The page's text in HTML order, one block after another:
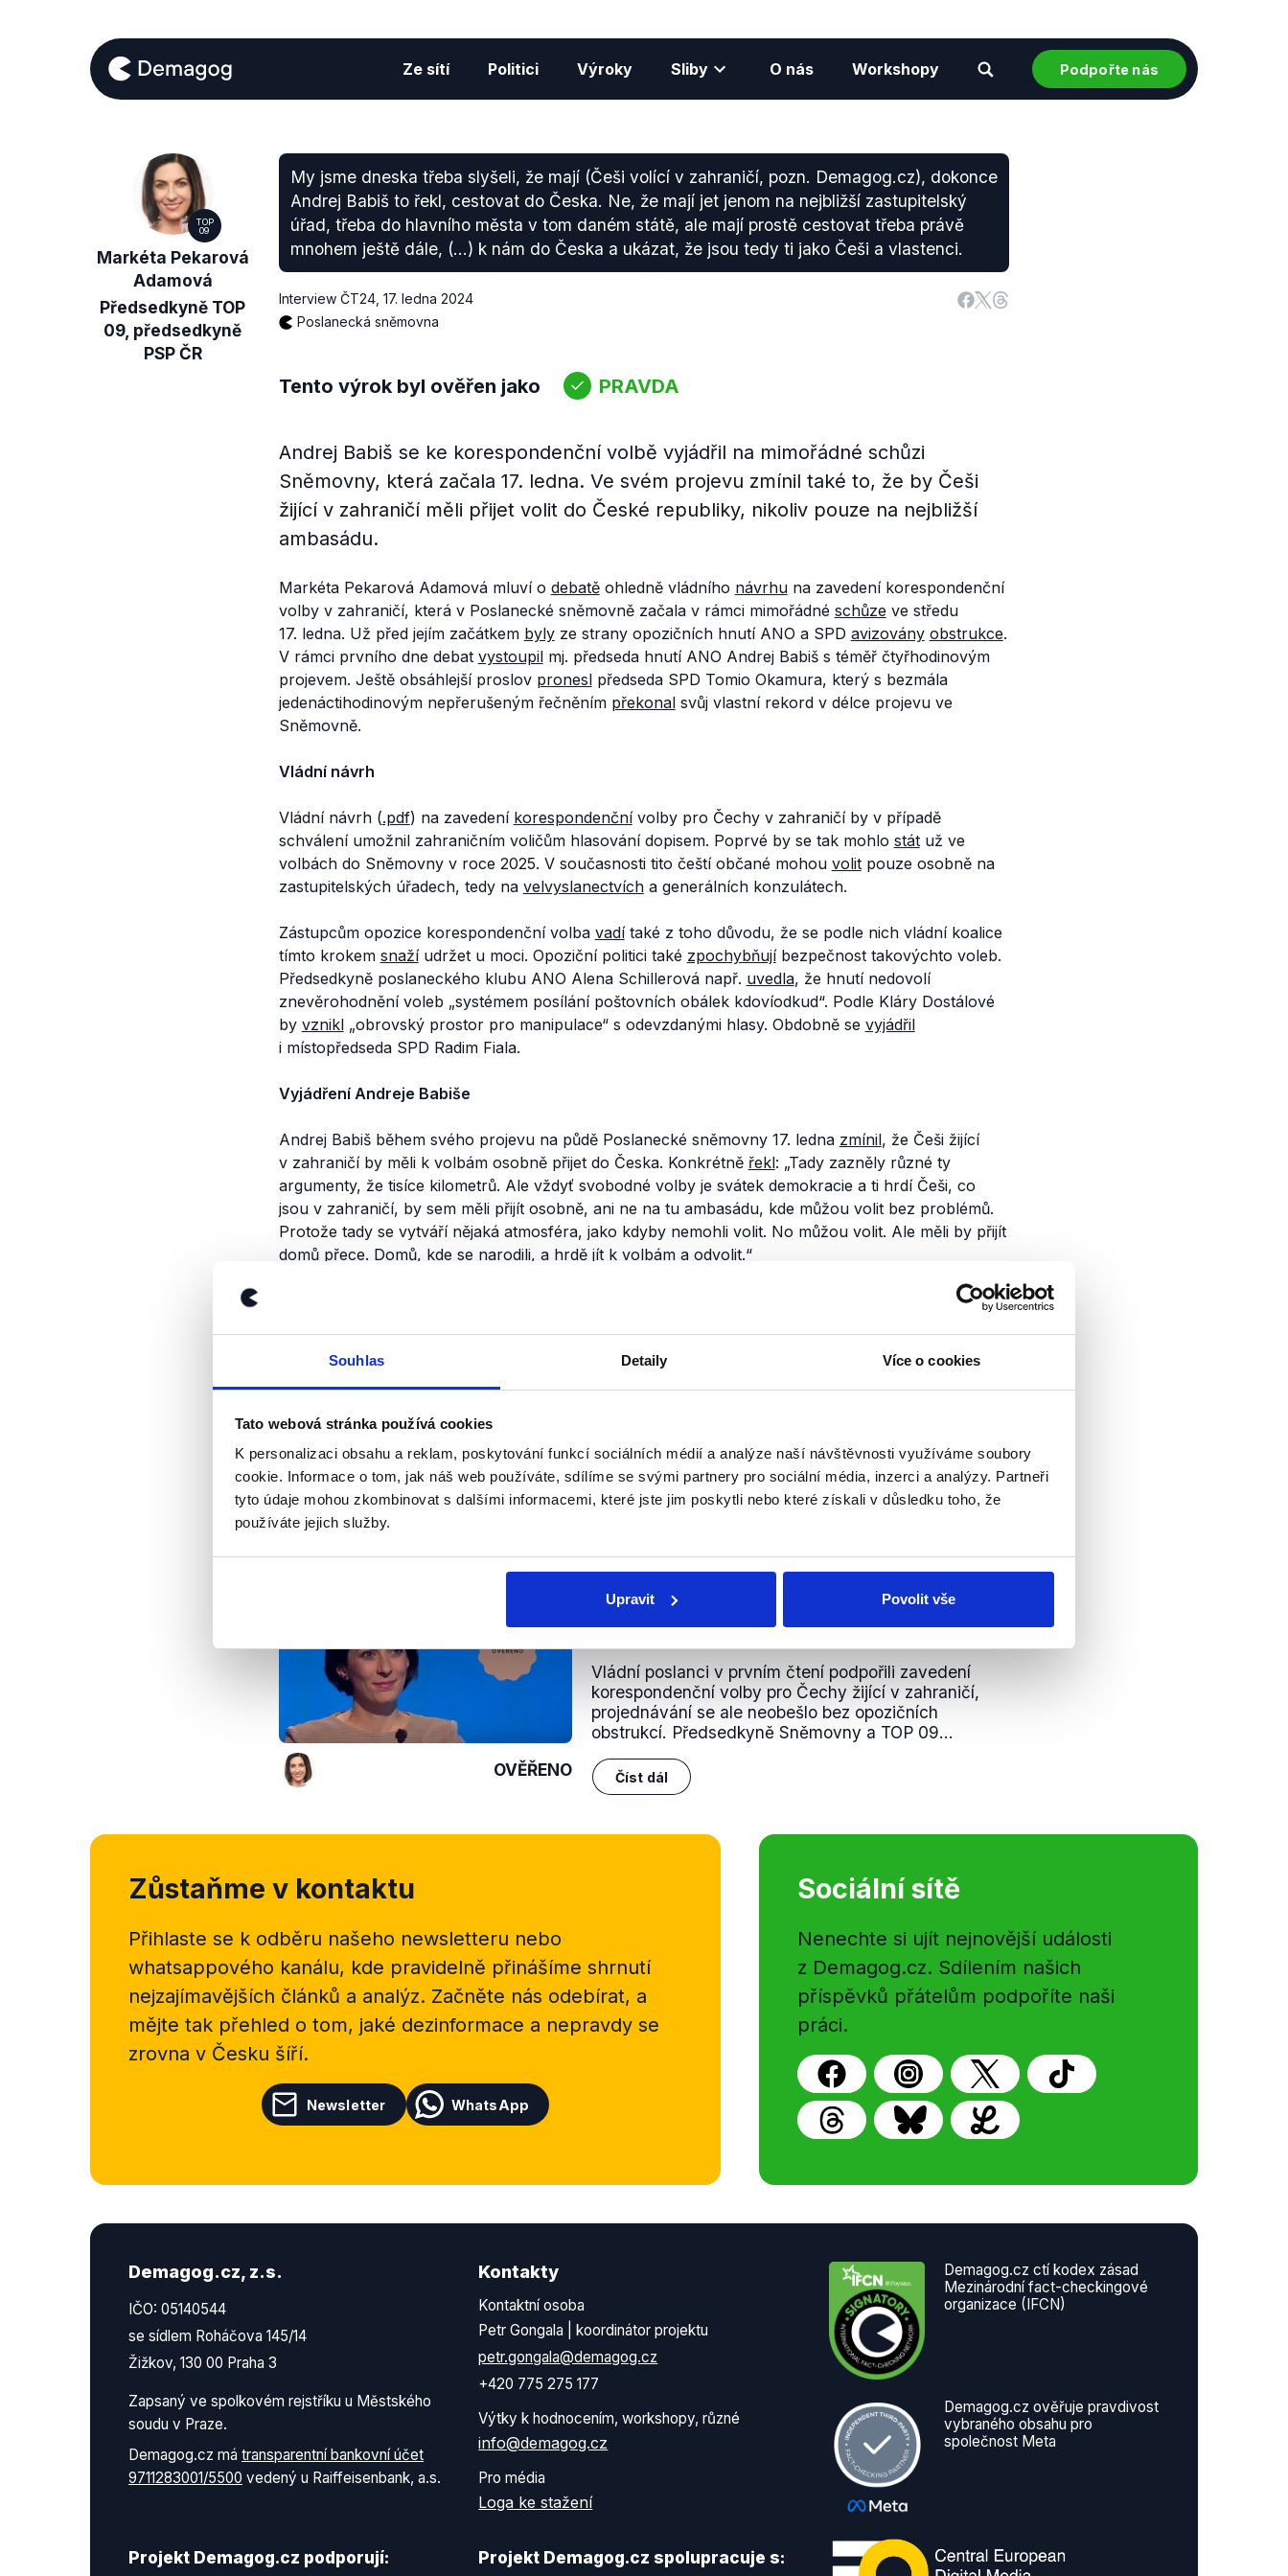
Souhlas Detaily Více o cookies
Tato webová stránka používá cookies
K personalizaci obsahu a reklam, poskytování funkcí sociálních médií a analýze naší návštěvnosti využíváme soubory
cookie. Informace o tom, jak náš web používáte, sdílíme se svými partnery pro sociální média, inzerci a analýzy. Partneři
tyto údaje mohou zkombinovat s dalšími informacemi, které jste jim poskytli nebo které získali v důsledku toho, že
používáte jejich služby.
Upravit Povolit vše
Ze sítí Politici Výroky Sliby O nás Workshopy Podpořte nás
TOP
09
Markéta Pekarová
Adamová
Předsedkyně TOP
09, předsedkyně
PSP ČR
My jsme dneska třeba slyšeli, že mají (Češi volící v zahraničí, pozn. Demagog.cz), dokonce
Andrej Babiš to řekl, cestovat do Česka. Ne, že mají jet jenom na nejbližší zastupitelský
úřad, třeba do hlavního města v tom daném státě, ale mají prostě cestovat třeba právě
mnohem ještě dále, (...) k nám do Česka a ukázat, že jsou tedy ti jako Češi a vlastenci.
Interview ČT24, 17. ledna 2024
Poslanecká sněmovna
Tento výrok byl ověřen jako PRAVDA
Andrej Babiš se ke korespondenční volbě vyjádřil na mimořádné schůzi
Sněmovny, která začala 17. ledna. Ve svém projevu zmínil také to, že by Češi
žijící v zahraničí měli přijet volit do České republiky, nikoliv pouze na nejbližší
ambasádu.
Markéta Pekarová Adamová mluví o debatěohledně vládního návrhuna zavedení korespondenční
volby v zahraničí, která v Poslanecké sněmovně začala v rámci mimořádné schůze ve středu
17. ledna. Už před jejím začátkem bylyze strany opozičních hnutí ANO a SPD avizovány obstrukce.
V rámci prvního dne debat vystoupilmj. předseda hnutí ANO Andrej Babiš s téměř čtyřhodinovým
projevem. Ještě obsáhlejší proslov proneslpředseda SPD Tomio Okamura, který s bezmála
jedenáctihodinovým nepřerušeným řečněním překonalsvůj vlastní rekord v délce projevu ve
Sněmovně.
Vládní návrh
Vládní návrh (.pdf) na zavedení korespondenčnívolby pro Čechy v zahraničí by v případě
schválení umožnil zahraničním voličům hlasování dopisem. Poprvé by se tak mohlo státuž ve
volbách do Sněmovny v roce 2025. V současnosti tito čeští občané mohou volitpouze osobně na
zastupitelských úřadech, tedy na velvyslanectvícha generálních konzulátech.
Zástupcům opozice korespondenční volba vadítaké z toho důvodu, že se podle nich vládní koalice
tímto krokem snažíudržet u moci. Opoziční politici také zpochybňujíbezpečnost takovýchto voleb.
Předsedkyně poslaneckého klubu ANO Alena Schillerová např. uvedla, že hnutí nedovolí
znevěrohodnění voleb „systémem posílání poštovních obálek kdovíodkud“. Podle Kláry Dostálové
by vznikl„obrovský prostor pro manipulace“s odevzdanými hlasy. Obdobně se vyjádřil
i místopředseda SPD Radim Fiala.
Vyjádření Andreje Babiše
Andrej Babiš během svého projevu na půdě Poslanecké sněmovny 17. ledna zmínil, že Češi žijící
v zahraničí by měli k volbám osobně přijet do Česka. Konkrétně řekl: „Tady zazněly různé ty
argumenty, že tisíce kilometrů. Ale vždyť svobodné volby je svátek demokracie a ti hrdí Češi, co
jsou v zahraničí, by sem měli přijít osobně, ani ne na tu ambasádu, kde můžou volit bez problémů.
Protože tady se vytváří nějaká atmosféra, jako kdyby nemohli volit. No můžou volit. Ale měli by přijít
domů přece. Domů, kde se narodili, a hrdě jít k volbám a odvolit.“
ve
prezidenta Miloše Zemana.
Závěr
Andrej Babiš tedy 17. ledna, kdy se odehrál rozhovor s Markétou Pekarovou Adamovou, skutečně
prohlásil, že čeští občané žijící v zahraničí by k volbám měli přijet osobně do Česka, nikoliv pouze
na zastupitelský úřad. Výrok tak hodnotíme jako pravdivý.
Výrok jsme zmínili
OVĚŘENO
Korespondenční volba ve Sněmovně
Vládní poslanci v prvním čtení podpořili zavedení
korespondenční volby pro Čechy žijící v zahraničí,
projednávání se ale neobešlo bez opozičních
obstrukcí. Předsedkyně Sněmovny a TOP 09...
Číst dál
Zůstaňme v kontaktu
Přihlaste se k odběru našeho newsletteru nebo
whatsappového kanálu, kde pravidelně přinášíme shrnutí
nejzajímavějších článků a analýz. Začněte nás odebírat, a
mějte tak přehled o tom, jaké dezinformace a nepravdy se
zrovna v Česku šíří.
Newsletter WhatsApp
Sociální sítě
Nenechte si ujít nejnovější události
z Demagog.cz. Sdílením našich
příspěvků přátelům podpoříte naši
práci.
Demagog.cz, z.s.
IČO: 05140544
se sídlem Roháčova 145/14
Žižkov, 130 00 Praha 3
Zapsaný ve spolkovém rejstříku u Městského
soudu v Praze.
Demagog.cz má transparentní bankovní účet
9711283001/5500 vedený u Raiffeisenbank, a.s.
Kontakty
Kontaktní osoba
Petr Gongala | koordinátor projektu
petr.gongala@demagog.cz
+420 775 275 177
Výtky k hodnocením, workshopy, různé
info@demagog.cz
Pro média
Loga ke stažení
Projekt Demagog.cz podporují: Projekt Demagog.cz spolupracuje s:
Demagog.cz ctí kodex zásad
Mezinárodní fact-checkingové
organizace (IFCN)
Demagog.cz ověřuje pravdivost
vybraného obsahu pro
společnost Meta